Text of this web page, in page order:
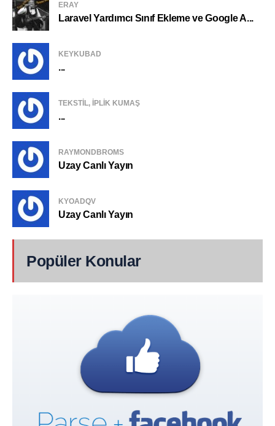
ERAY
Laravel Yardımcı Sınıf Ekleme ve Google A...
KEYKUBAD
...
TEKSTIL, IPLIK KUMAŞ
...
RAYMONDBROMS
Uzay Canlı Yayın
KYOADQV
Uzay Canlı Yayın
Popüler Konular